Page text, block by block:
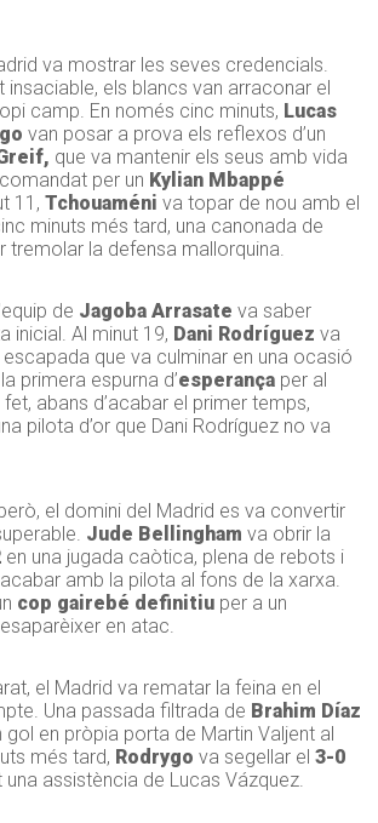
va mostrar les seves credencials.
els blancs van arraconar el
camp. En només cinc minuts, Lucas
van posar a prova els reflexos d’un
que va mantenir els seus amb vida
per un Kylian Mbappé
11,Tchouaméni va topar de nou amb el
minuts més tard, una canonada de
tremolar la defensa mallorquina.
de Jagoba Arrasate va saber
inicial. Al minut 19, Dani Rodríguez va
que va culminar en una ocasió
la primera espurna d’esperança per al
abans d’acabar el primer temps,
pilota d’or que Dani Rodríguez no va
el domini del Madrid es va convertir
Jude Bellinghamva obrir la
en una jugada caòtica, plena de rebots i
amb la pilota al fons de la xarxa.
cop gairebé definitiu per a un
en atac.
el Madrid va rematar la feina en el
Una passada filtrada de Brahim Díaz
en pròpia porta de Martin Valjent al
més tard, Rodrygo va segellar el 3-0
assistència de Lucas Vázquez.